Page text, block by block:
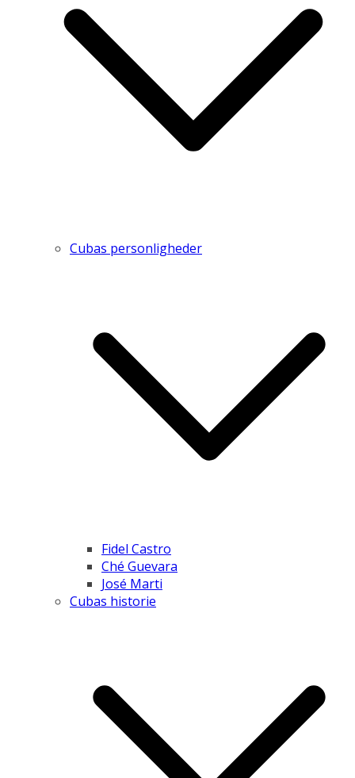
Cubas personligheder
Fidel Castro
Ché Guevara
José Marti
Cubas historie